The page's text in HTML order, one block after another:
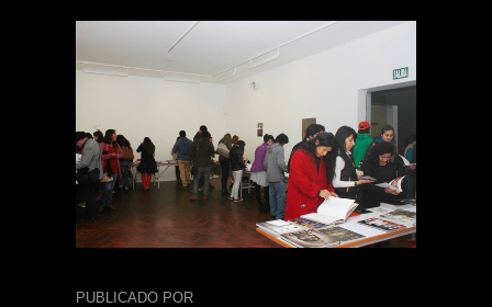
PUBLICADO POR